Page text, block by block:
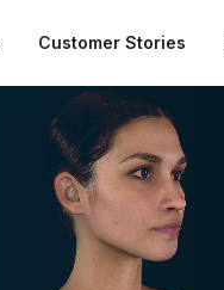
Customer Stories